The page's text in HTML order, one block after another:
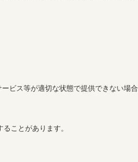
ビス等が適切な状態で提供できない場合
ことがあります。